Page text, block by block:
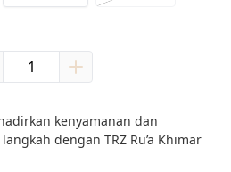
kenyamanan dan
dengan TRZ Ru’a Khimar